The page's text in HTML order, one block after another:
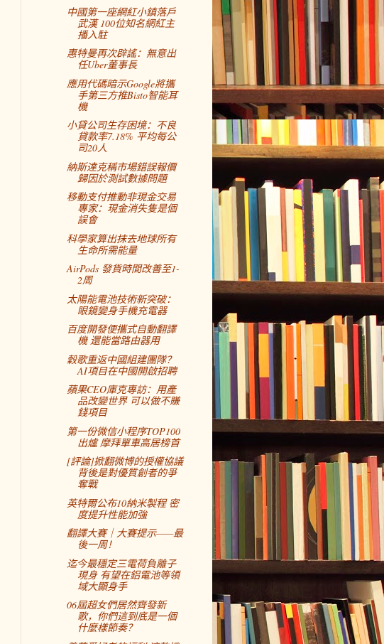
中國第一座網紅小鎮落戶
武漢 100位知名網紅主
播入駐
惠特曼再次辟謠：無意出
任Uber董事長
應用代碼暗示Google將攜
手第三方推Bisto智能耳
機
小貸公司生存困境：不良
貸款率7.18% 平均每公
司20人
納斯達克稱市場錯誤報價
歸因於測試數據問題
移動支付推動非現金交易
專家：現金消失隻是個
誤會
科學家算出抹去地球所有
生命所需能量
AirPods 發貨時間改善至1-
2周
太陽能電池技術新突破：
眼鏡變身手機充電器
百度開發便攜式自動翻譯
機 還能當路由器用
穀歌重返中國組建團隊？
AI項目在中國開啟招聘
蘋果CEO庫克專訪：用產
品改變世界 可以做不賺
錢項目
第一份微信小程序TOP100
出爐 摩拜單車高居榜首
[評論]掀翻微博的授權協議
背後是對優質創者的爭
奪戰
英特爾公布10納米製程 密
度提升性能加強
翻譯大賽｜大賽提示——最
後一周！
迄今最穩定三電荷負離子
現身 有望在鋁電池等領
域大顯身手
06屆超女們居然齊發新
歌，你們這到底是一個
什麼樣節奏？